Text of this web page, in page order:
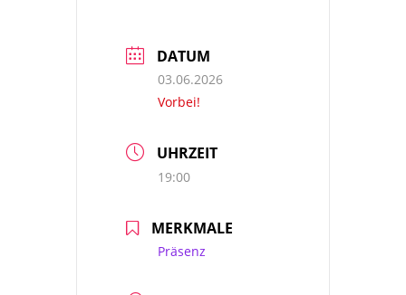
DATUM
03.06.2026
Vorbei!
UHRZEIT
19:00
MERKMALE
Präsenz